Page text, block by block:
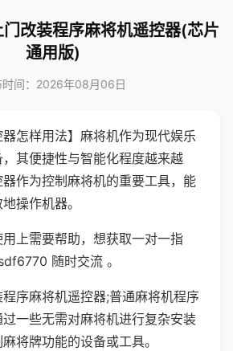
改装程序麻将机遥控器(芯片
通用版)
时间：2026年08月06日
器怎样用法】麻将机作为现代娱乐
其便捷性与智能化程度越来越
作为控制麻将机的重要工具，能
操作机器。
上需要帮助，想获取一对一指
随时交流 。
序麻将机遥控器;普通麻将机程序
一些无需对麻将机进行复杂安装
将牌功能的设备或工具。